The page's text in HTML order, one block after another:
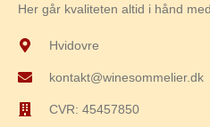
Her går kvaliteten altid i hånd
Hvidovre
kontakt@winesommelier.dk
CVR: 45457850